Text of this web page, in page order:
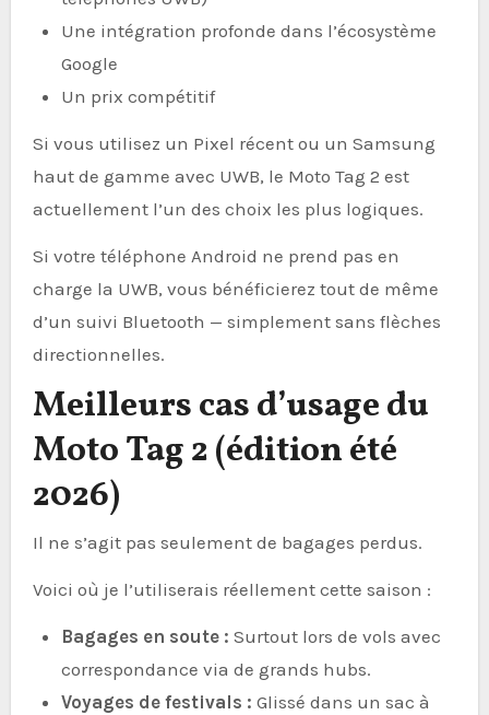
Une intégration profonde dans l’écosystème
Google
Un prix compétitif
Si vous utilisez un Pixel récent ou un Samsung
haut de gamme avec UWB, le Moto Tag 2 est
actuellement l’un des choix les plus logiques.
Si votre téléphone Android ne prend pas en
charge la UWB, vous bénéficierez tout de même
d’un suivi Bluetooth — simplement sans flèches
directionnelles.
Meilleurs cas d’usage du
Moto Tag 2 (édition été
2026)
Il ne s’agit pas seulement de bagages perdus.
Voici où je l’utiliserais réellement cette saison :
Bagages en soute : Surtout lors de vols avec
correspondance via de grands hubs.
Voyages de festivals : Glissé dans un sac à